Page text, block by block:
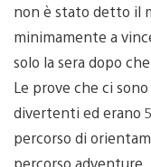
non è stato detto il
minimamente a
solo la sera dopo
Le prove che ci
divertenti ed erano
percorso di
percorso adventure.